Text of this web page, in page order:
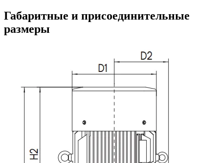
Габаритные и присоединительные
размеры